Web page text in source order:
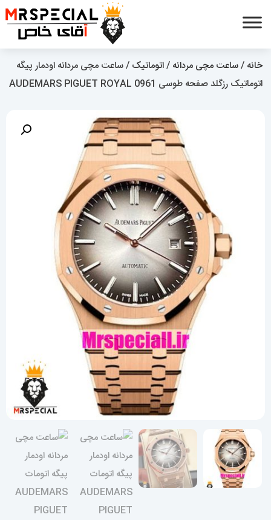
خانه /ساعت مچی مردانه /اتوماتیک / ساعت مچی مردانه اودمار پیگه
اتوماتیک رزگلد صفحه طوسی AUDEMARS PIGUET ROYAL 0961